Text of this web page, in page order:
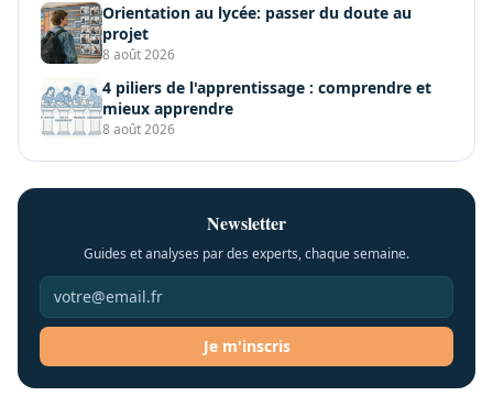
Orientation au lycée: passer du doute au
projet
8 août 2026
4 piliers de l'apprentissage : comprendre et
mieux apprendre
8 août 2026
Newsletter
Guides et analyses par des experts, chaque semaine.
Je m'inscris